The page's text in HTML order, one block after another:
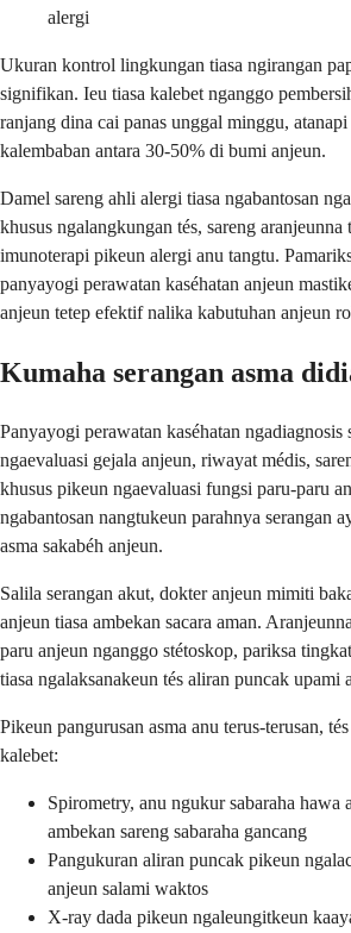
alergi
Ukuran kontrol lingkungan tiasa ngirangan
signifikan. Ieu tiasa kalebet nganggo
ranjang dina cai panas unggal minggu,
kalembaban antara 30-50% di bumi anjeun.
Damel sareng ahli alergi tiasa ngabantosan
khusus ngalangkungan tés, sareng aranjeunna
imunoterapi pikeun alergi anu tangtu.
panyayogi perawatan kaséhatan anjeun
anjeun tetep efektif nalika kabutuhan anjeun
Kumaha serangan asma
Panyayogi perawatan kaséhatan ngadiagnosis
ngaevaluasi gejala anjeun, riwayat médis,
khusus pikeun ngaevaluasi fungsi paru-paru
ngabantosan nangtukeun parahnya serangan
asma sakabéh anjeun.
Salila serangan akut, dokter anjeun mimiti
anjeun tiasa ambekan sacara aman.
paru anjeun nganggo stétoskop, pariksa
tiasa ngalaksanakeun tés aliran puncak upami
Pikeun pangurusan asma anu terus-terusan,
kalebet:
Spirometry, anu ngukur sabaraha hawa
ambekan sareng sabaraha gancang
Pangukuran aliran puncak pikeun
anjeun salami waktos
X-ray dada pikeun ngaleungitkeun